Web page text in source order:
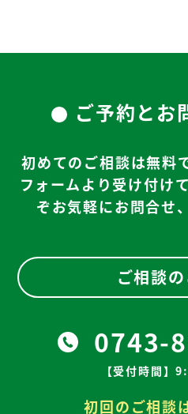
ご予約とお
初めてのご相談は無料
フォームより受け付け
ぞお気軽にお問合せ
ご相談
0743-
【受付時間】
初回のご相談